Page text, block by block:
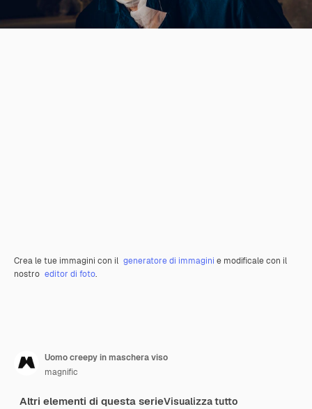
Crea le tue immagini con il generatore di immagini e modificale con il
nostro editor di foto.
Uomo creepy in maschera viso
magnific
Altri elementi di questa serieVisualizza tutto